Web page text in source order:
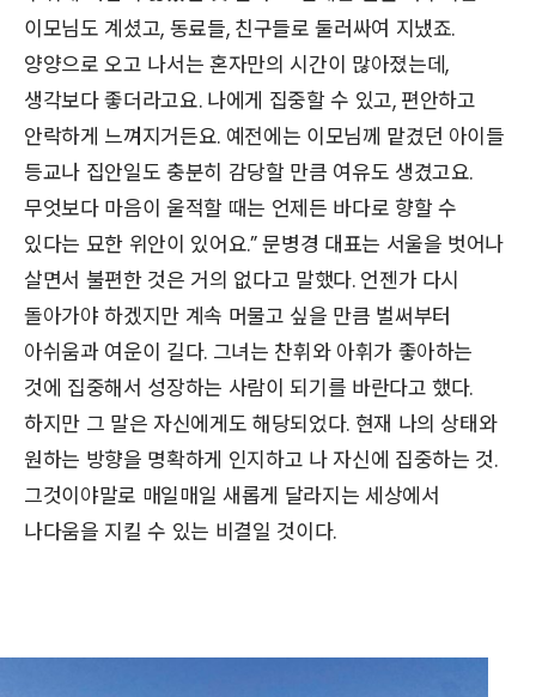
이모님도 계셨고, 동료들, 친구들로 둘러싸여 지냈죠.
양양으로 오고 나서는 혼자만의 시간이 많아졌는데,
생각보다 좋더라고요. 나에게 집중할 수 있고, 편안하고
안락하게 느껴지거든요. 예전에는 이모님께 맡겼던 아이들
등교나 집안일도 충분히 감당할 만큼 여유도 생겼고요.
무엇보다 마음이 울적할 때는 언제든 바다로 향할 수
있다는 묘한 위안이 있어요.” 문병경 대표는 서울을 벗어나
살면서 불편한 것은 거의 없다고 말했다. 언젠가 다시
돌아가야 하겠지만 계속 머물고 싶을 만큼 벌써부터
아쉬움과 여운이 길다. 그녀는 찬휘와 아휘가 좋아하는
것에 집중해서 성장하는 사람이 되기를 바란다고 했다.
하지만 그 말은 자신에게도 해당되었다. 현재 나의 상태와
원하는 방향을 명확하게 인지하고 나 자신에 집중하는 것.
그것이야말로 매일매일 새롭게 달라지는 세상에서
나다움을 지킬 수 있는 비결일 것이다.